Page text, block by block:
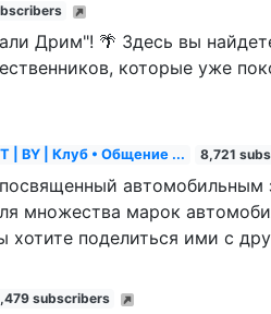
Дрим"! 🌴 Здесь вы
которые уже
| BY | Клуб • Общение ... 8,721
автомобильным
множества марок
хотите поделиться ими с
subscribers